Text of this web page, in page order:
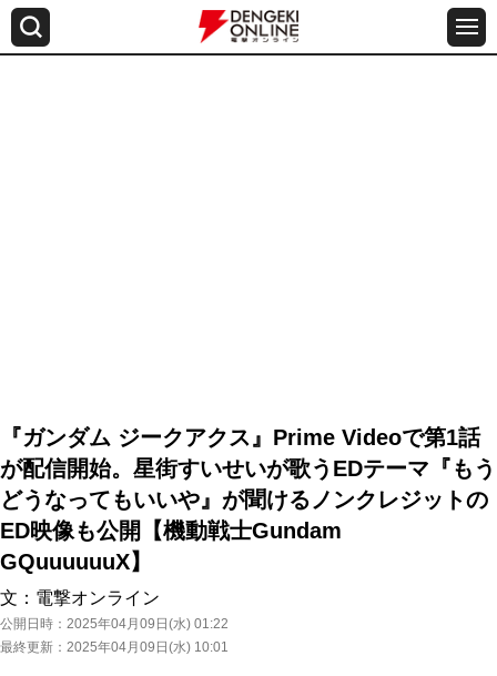
『ガンダム ジークアクス』Prime Videoで第1話
が配信開始。星街すいせいが歌うEDテーマ『もう
どうなってもいいや』が聞けるノンクレジットの
ED映像も公開【機動戦士Gundam
GQuuuuuuX】
文： 電撃オンライン
公開日時： 2025年04月09日(水) 01:22
最終更新： 2025年04月09日(水) 10:01